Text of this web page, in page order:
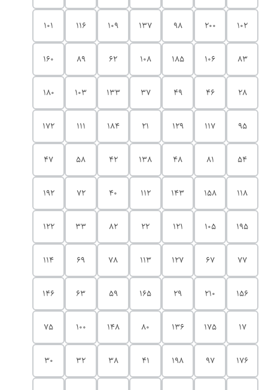
102
200
98
137
109
116
101
83
106
185
108
62
89
160
28
46
49
37
133
103
180
95
117
129
21
184
111
172
54
81
48
138
42
58
47
118
158
143
112
40
72
192
195
105
121
22
82
33
122
77
67
127
113
78
69
114
156
210
29
165
59
63
146
17
175
136
80
148
100
75
176
97
198
41
38
32
30